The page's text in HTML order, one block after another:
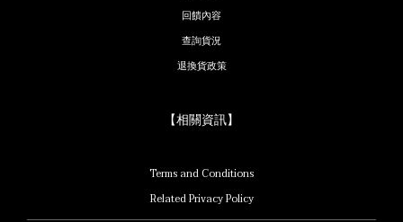
回饋內容
查詢貨況
退換貨政策
【相關資訊】
Terms and Conditions
Related Privacy Policy